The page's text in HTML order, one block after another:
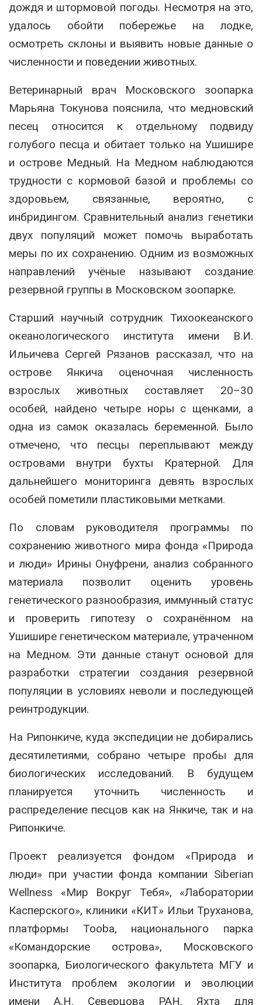
дождя и штормовой погоды. Несмотря на это,
удалось обойти побережье на лодке,
осмотреть склоны и выявить новые данные о
численности и поведении животных.
Ветеринарный врач Московского зоопарка
Марьяна Токунова пояснила, что медновский
песец относится к отдельному подвиду
голубого песца и обитает только на Ушишире
и острове Медный. На Медном наблюдаются
трудности с кормовой базой и проблемы со
здоровьем, связанные, вероятно, с
инбридингом. Сравнительный анализ генетики
двух популяций может помочь выработать
меры по их сохранению. Одним из возможных
направлений учёные называют создание
резервной группы в Московском зоопарке.
Старший научный сотрудник Тихоокеанского
океанологического института имени В.И.
Ильичева Сергей Рязанов рассказал, что на
острове Янкича оценочная численность
взрослых животных составляет 20–30
особей, найдено четыре норы с щенками, а
одна из самок оказалась беременной. Было
отмечено, что песцы переплывают между
островами внутри бухты Кратерной. Для
дальнейшего мониторинга девять взрослых
особей пометили пластиковыми метками.
По словам руководителя программы по
сохранению животного мира фонда «Природа
и люди» Ирины Онуфрени, анализ собранного
материала позволит оценить уровень
генетического разнообразия, иммунный статус
и проверить гипотезу о сохранённом на
Ушишире генетическом материале, утраченном
на Медном. Эти данные станут основой для
разработки стратегии создания резервной
популяции в условиях неволи и последующей
реинтродукции.
На Рипонкиче, куда экспедиции не добирались
десятилетиями, собрано четыре пробы для
биологических исследований. В будущем
планируется уточнить численность и
распределение песцов как на Янкиче, так и на
Рипонкиче.
Проект реализуется фондом «Природа и
люди» при участии фонда компании Siberian
Wellness «Мир Вокруг Тебя», «Лаборатории
Касперского», клиники «КИТ» Ильи Труханова,
платформы Tooba, национального парка
«Командорские острова», Московского
зоопарка, Биологического факультета МГУ и
Института проблем экологии и эволюции
имени А.Н. Северцова РАН. Яхта для